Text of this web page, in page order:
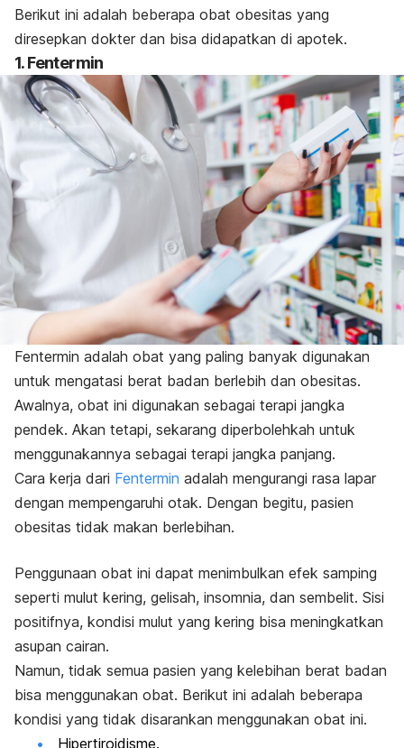
Berikut ini adalah beberapa obat obesitas yang
diresepkan dokter dan bisa didapatkan di apotek.
1. Fentermin
Fentermin adalah obat yang paling banyak digunakan
untuk mengatasi berat badan berlebih dan obesitas.
Awalnya, obat ini digunakan sebagai terapi jangka
pendek. Akan tetapi, sekarang diperbolehkah untuk
menggunakannya sebagai terapi jangka panjang.
Cara kerja dari Fentermin adalah mengurangi rasa lapar
dengan mempengaruhi otak. Dengan begitu, pasien
obesitas tidak makan berlebihan.
Penggunaan obat ini dapat menimbulkan efek samping
seperti mulut kering, gelisah, insomnia, dan sembelit. Sisi
positifnya, kondisi mulut yang kering bisa meningkatkan
asupan cairan.
Namun, tidak semua pasien yang kelebihan berat badan
bisa menggunakan obat. Berikut ini adalah beberapa
kondisi yang tidak disarankan menggunakan obat ini.
Hipertiroidisme.